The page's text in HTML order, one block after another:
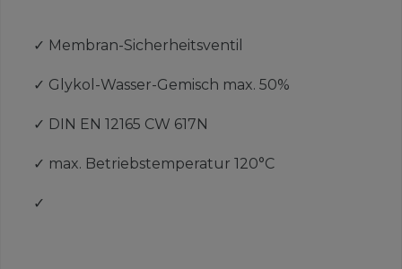
✓ Membran-Sicherheitsventil
✓ Glykol-Wasser-Gemisch max. 50%
✓ DIN EN 12165 CW 617N
✓ max. Betriebstemperatur 120°C
✓